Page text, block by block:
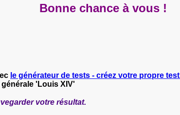
Bonne chance à vous !
le générateur de tests - créez votre propre
'Louis XIV'
votre résultat.